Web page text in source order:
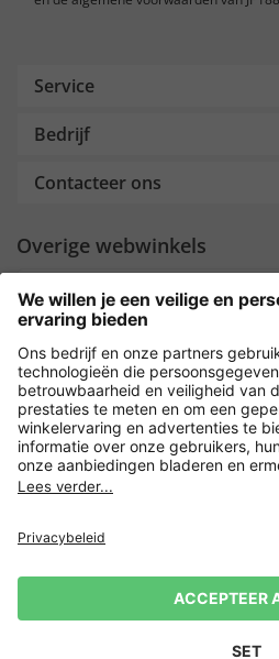
Service
Bedrijf
Contacteer ons
Overige webwinkels
Nederland
Payment and Delivery
Versleuteling
Verkoopvoorwaarden
Herroeping indienen